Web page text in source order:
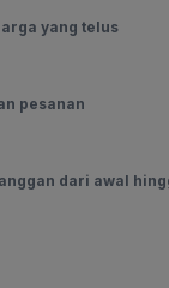
yang telus
pesanan
dari awal